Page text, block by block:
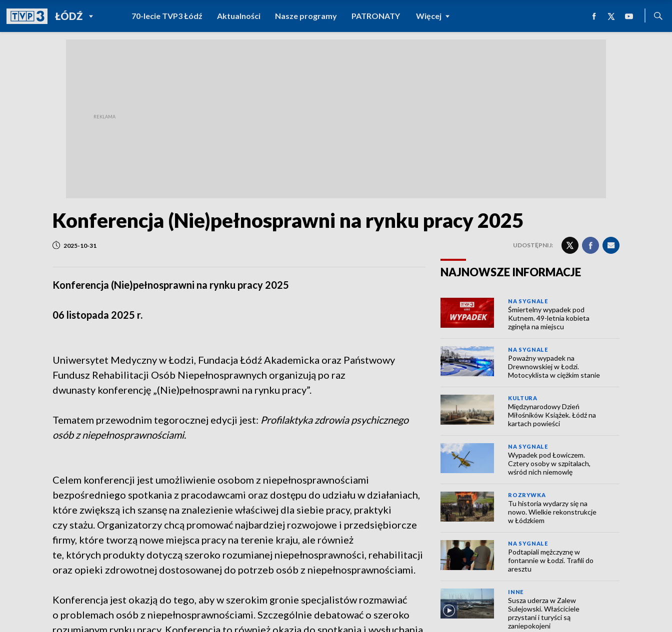
ŁÓDŹPOWRÓT DO
TVP REGIONY
70-lecie TVP3 Łódź Aktualności Nasze programy PATRONATY Więcej
Konferencja (Nie)pełnosprawni na rynku pracy 2025
2025-10-31 UDOSTĘPNIJ:
Konferencja (Nie)pełnosprawni na rynku pracy 2025
06 listopada 2025 r.
Uniwersytet Medyczny w Łodzi, Fundacja Łódź Akademicka oraz Państwowy
Fundusz Rehabilitacji Osób Niepełnosprawnych organizują po raz
dwunasty konferencję „(Nie)pełnosprawni na rynku pracy”.
Tematem przewodnim tegorocznej edycji jest: Profilaktyka zdrowia psychicznego
osób z niepełnosprawnościami.
Celem konferencji jest umożliwienie osobom z niepełnosprawnościami
bezpośredniego spotkania z pracodawcami oraz dostępu do udziału w działaniach,
które zwiększą ich szansę na znalezienie właściwej dla siebie pracy, praktyki
czy stażu. Organizatorzy chcą promować najbardziej rozwojowe i przedsiębiorcze
firmy, które tworzą nowe miejsca pracy na terenie kraju, ale również
te, których produkty dotyczą szeroko rozumianej niepełnosprawności, rehabilitacji
oraz opieki zdrowotnej dostosowanej do potrzeb osób z niepełnosprawnościami.
Konferencja jest okazją do tego, aby w szerokim gronie specjalistów rozmawiać
o problemach osób z niepełnosprawnościami. Szczególnie debatować o szeroko
rozumianym rynku pracy. Konferencja to również okazja do spotkania i wysłuchania
NAJNOWSZE INFORMACJE
NA SYGNALE
Śmiertelny wypadek pod
Kutnem. 49-letnia kobieta
zginęła na miejscu
NA SYGNALE
Poważny wypadek na
Drewnowskiej w Łodzi.
Motocyklista w ciężkim stanie
KULTURA
Międzynarodowy Dzień
Miłośników Książek. Łódź na
kartach powieści
NA SYGNALE
Wypadek pod Łowiczem.
Cztery osoby w szpitalach,
wśród nich niemowlę
ROZRYWKA
Tu historia wydarzy się na
nowo. Wielkie rekonstrukcje
w Łódzkiem
NA SYGNALE
Podtapiali mężczyznę w
fontannie w Łodzi. Trafili do
aresztu
INNE
Susza uderza w Zalew
Sulejowski. Właściciele
przystani i turyści są
zaniepokojeni